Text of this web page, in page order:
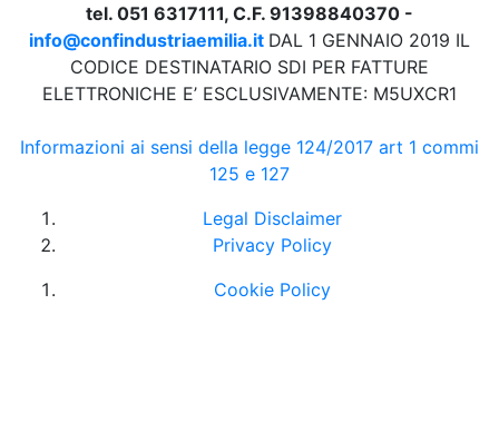
tel. 051 6317111, C.F. 91398840370 -
info@confindustriaemilia.it DAL 1 GENNAIO 2019 IL
CODICE DESTINATARIO SDI PER FATTURE
ELETTRONICHE E’ ESCLUSIVAMENTE: M5UXCR1
Informazioni ai sensi della legge 124/2017 art 1 commi
125 e 127
Legal Disclaimer
Privacy Policy
Cookie Policy